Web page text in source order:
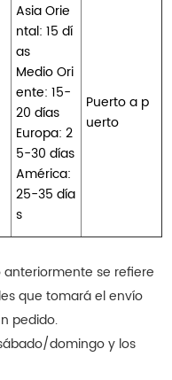
Asia Orie
ntal: 15 dí
as
Medio Ori
ente: 15-
20 días
Europa: 2
5-30 días
América:
25-35 día
s
Puerto a p
uerto
se refiere
que tomará el envío
pedido.
domingo y los